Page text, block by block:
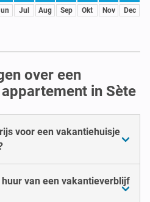
Jul Aug Sep Okt Nov Dec
over een
in Sète
voor een vakantiehuisje
van een vakantieverblijf